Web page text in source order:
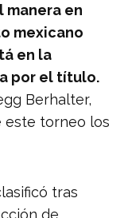
manera en
mexicano
en la
por el título.
Berhalter,
este torneo los
tras
de